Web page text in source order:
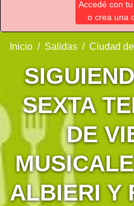
Accedé con
o crea una
Inicio Salidas Ciudad
SEXTA
DE
ALBIERI Y